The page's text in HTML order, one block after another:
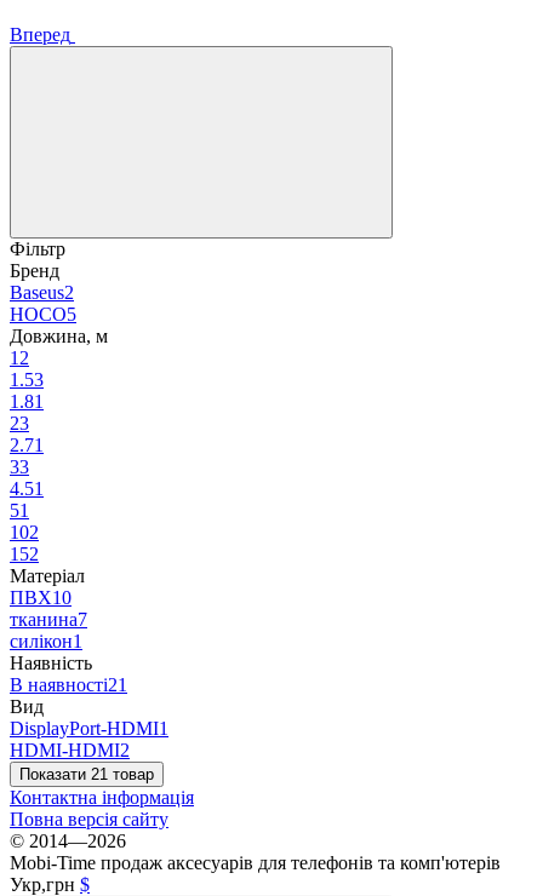
Вперед
Фільтр
Бренд
Baseus2
HOCO5
Довжина, м
1 2
1.53
1.81
23
2.71
33
4.51
51
102
152
Матеріал
ПВХ10
тканина7
силікон1
Наявність
В наявності21
Вид
DisplayPort-HDMI1
HDMI-HDMI2
Показати 21 товар
Контактна інформація
Повна версія сайту
© 2014—2026
Mobi-Time продаж аксесуарів для телефонів та комп'ютерів
Укр,грн $